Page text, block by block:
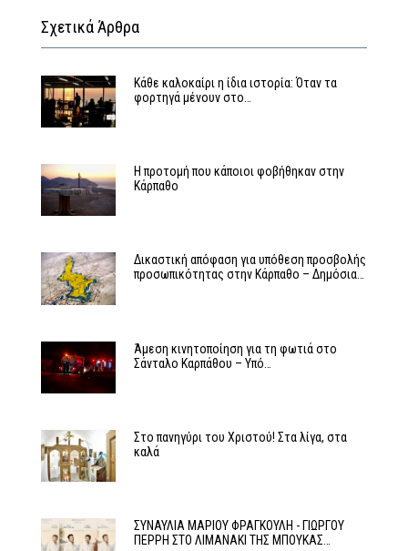
Σχετικά Άρθρα
Κάθε καλοκαίρι η ίδια ιστορία: Όταν τα
φορτηγά μένουν στο…
Η προτομή που κάποιοι φοβήθηκαν στην
Κάρπαθο
Δικαστική απόφαση για υπόθεση προσβολής
προσωπικότητας στην Κάρπαθο – Δημόσια…
Άμεση κινητοποίηση για τη φωτιά στο
Σάνταλο Καρπάθου – Υπό…
Στο πανηγύρι του Χριστού! Στα λίγα, στα
καλά
ΣΥΝΑΥΛΙΑ ΜΑΡΙΟΥ ΦΡΑΓΚΟΥΛΗ - ΓΙΩΡΓΟΥ
ΠΕΡΡΗ ΣΤΟ ΛΙΜΑΝΑΚΙ ΤΗΣ ΜΠΟΥΚΑΣ…